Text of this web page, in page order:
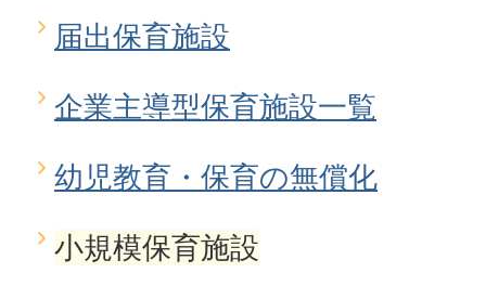
届出保育施設
企業主導型保育施設一覧
幼児教育・保育の無償化
小規模保育施設